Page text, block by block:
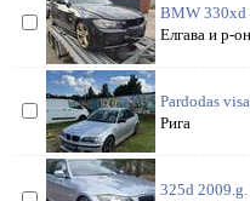
BMW 330xd
Елгава и р-он
Pardodas
Рига
325d